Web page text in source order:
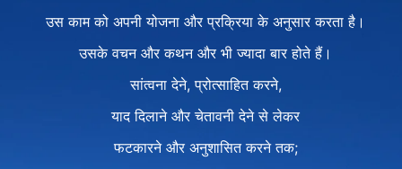
उस काम को अपनी योजना और प्रक्रिया के अनुसार करता है।
उसके वचन और कथन और भी ज्यादा बार होते हैं।
सांत्वना देने, प्रोत्साहित करने,
याद दिलाने और चेतावनी देने से लेकर
फटकारने और अनुशासित करने तक;